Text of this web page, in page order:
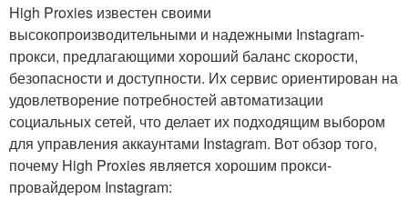
High Proxies известен своими
высокопроизводительными и надежными Instagram-
прокси, предлагающими хороший баланс скорости,
безопасности и доступности. Их сервис ориентирован на
удовлетворение потребностей автоматизации
социальных сетей, что делает их подходящим выбором
для управления аккаунтами Instagram. Вот обзор того,
почему High Proxies является хорошим прокси-
провайдером Instagram: